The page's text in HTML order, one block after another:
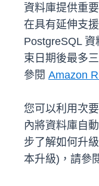
資料庫提供重
在具有延伸支
PostgreSQL
束日期後最多
參閱 Amazon
您可以利用次
內將資料庫自
步了解如何升
本升級)，請參